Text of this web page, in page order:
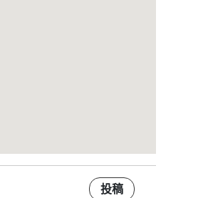
投稿